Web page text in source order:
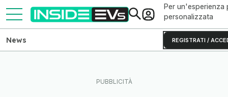
Per un'esperienza
personalizzata
REGISTRATI /
News